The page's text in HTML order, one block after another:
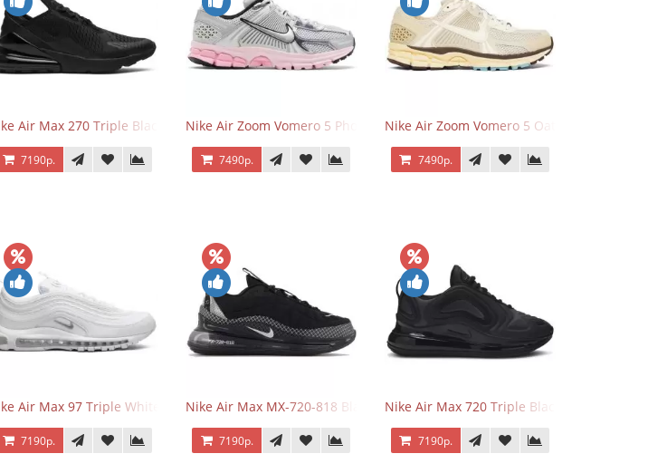
Air Max 270 Triple Black
7190р.
Nike Air Zoom Vomero 5 Photon Dust Pink Foam
7490р.
Nike Air Zoom Vomero 5 Oatmeal
7490р.
Air Max 97 Triple White
7190р.
Nike Air Max MX-720-818 Black
7190р.
Nike Air Max 720 Triple Black
7190р.